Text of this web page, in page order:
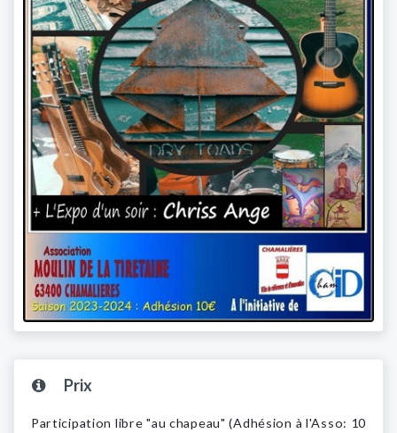
Prix
Participation libre "au chapeau" (Adhésion à l'Asso: 10